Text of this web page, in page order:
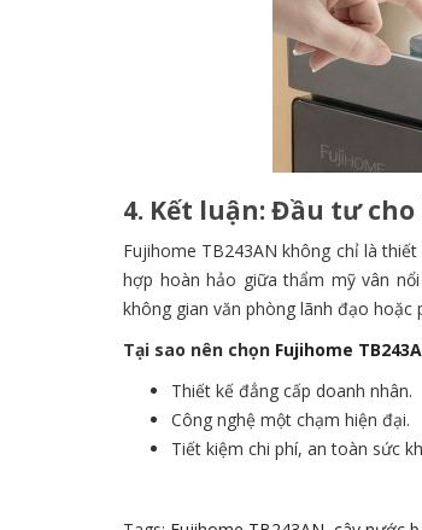
4. Kết luận: Đầu tư
Fujihome TB243AN không chỉ là
hợp hoàn hảo giữa thẩm mỹ vân
không gian văn phòng lãnh đạo hoặc
Tại sao nên chọn Fujihome
Thiết kế đẳng cấp doanh nhân.
Công nghệ một chạm hiện đại.
Tiết kiệm chi phí, an toàn sức